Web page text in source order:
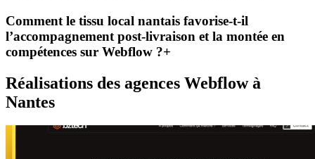
Comment le tissu local nantais favorise-t-il
l’accompagnement post-livraison et la montée en
compétences sur Webflow ?+
Réalisations des agences Webflow à
Nantes